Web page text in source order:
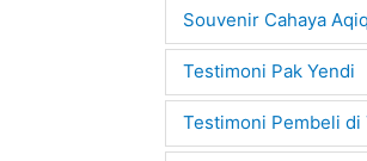
Souvenir Cahaya
Testimoni Pak Yendi
Testimoni Pembeli di